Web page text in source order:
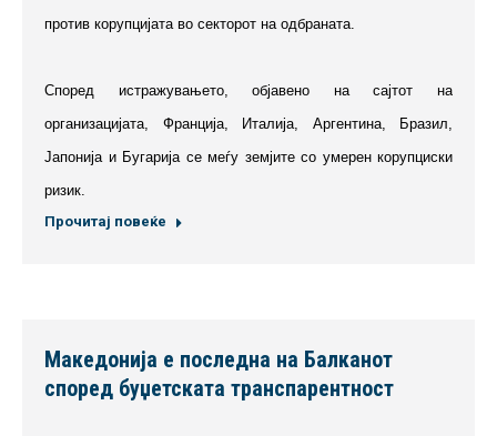
против корупцијата во секторот на одбраната.
Според истражувањето, објавено на сајтот на
организацијата, Франција, Италија, Аргентина, Бразил,
Јапонија и Бугарија се меѓу земјите со умерен корупциски
ризик.
Прочитај повеќе
Македонија е последна на Балканот
според буџетската транспарентност